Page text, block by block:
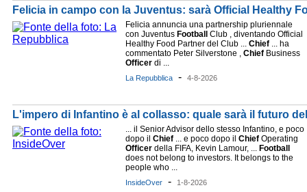
Felicia in campo con la Juventus: sarà Official Healthy
Felicia annuncia una partnership pluriennale
con Juventus Football
Club , diventando Official
Healthy Food Partner del Club ... Chief ... ha
commentato Peter Silverstone , Chief Business
Officer di ...
La Repubblica - 4-8-2026
L'impero di Infantino è al collasso: quale sarà il futuro
... il Senior Advisor dello stesso Infantino, e poco
dopo il Chief ... e poco dopo il Chief Operating
Officer della FIFA, Kevin Lamour, ... Football
does not belong to investors. It belongs to the
people who ...
InsideOver - 1-8-2026